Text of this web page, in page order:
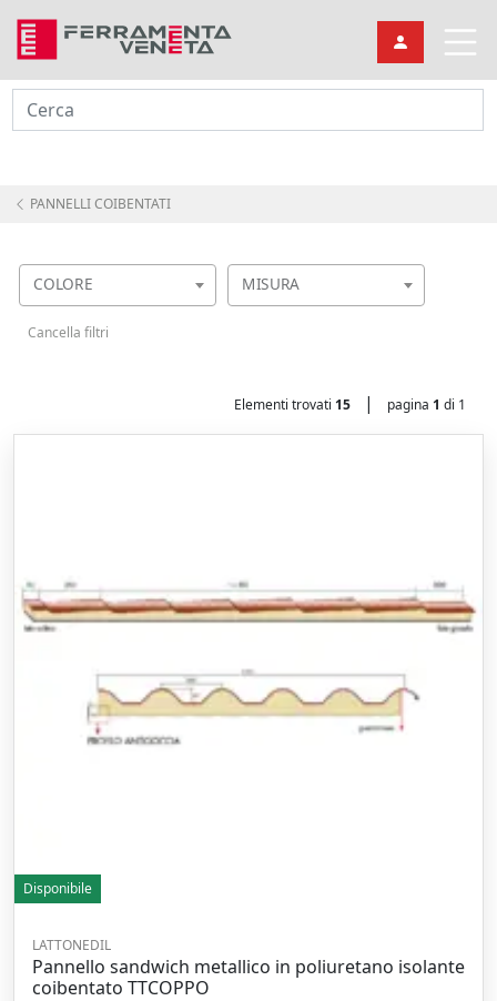
Cerca
PANNELLI COIBENTATI
COLORE MISURA
Cancella filtri
Elementi trovati 15 | pagina 1 di 1
Disponibile
LATTONEDIL
Pannello sandwich metallico in poliuretano isolante
coibentato TTCOPPO